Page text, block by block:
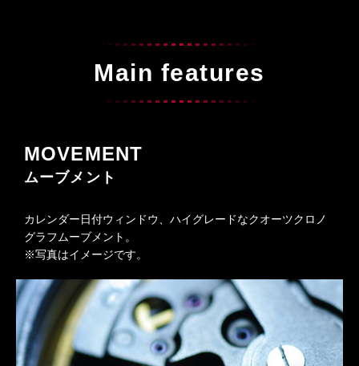
Main features
MOVEMENT
ムーブメント
カレンダー日付ウィンドウ、ハイグレードなクオーツクロノ
グラフムーブメント。
※写真はイメージです。